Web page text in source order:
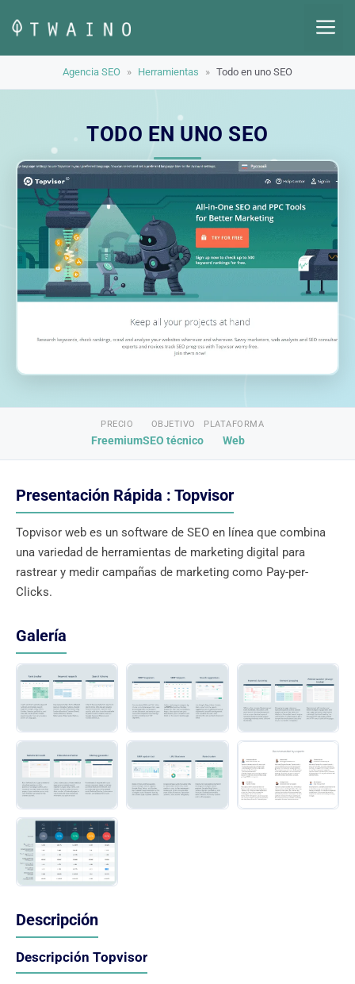
contenido
Agencia SEO » Herramientas » Todo en uno SEO
TODO EN UNO SEO
PRECIO
Freemium
OBJETIVO
SEO técnico
PLATAFORMA
Web
Presentación Rápida : Topvisor
Topvisor web es un software de SEO en línea que combina
una variedad de herramientas de marketing digital para
rastrear y medir campañas de marketing como Pay-per-
Clicks.
Galería
Descripción
Descripción Topvisor